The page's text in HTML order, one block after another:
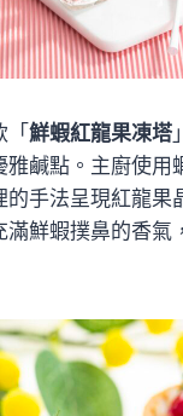
「 鮮蝦紅龍果凍塔
雅鹹點。主廚使用
的手法呈現紅龍果
滿鮮蝦撲鼻的香氣